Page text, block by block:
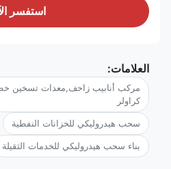
استفسر
العلامات:
مركب أنابيب زاحف,معدات تسخين
كراولر
سحب هيدروليكي للخزانات النفطية
بناء سحب هيدروليكي للخدمات الثقيلة